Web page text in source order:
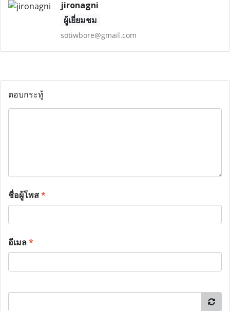
jironagni
ผู้เยี่ยมชม
sotiwbore@gmail.com
ตอบกระทู้
ชื่อผู้โพส*
อีเมล*